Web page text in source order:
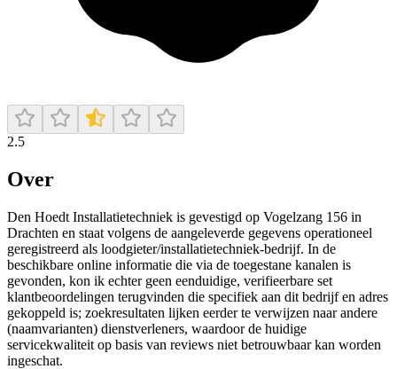
2.5
Over
Den Hoedt Installatietechniek is gevestigd op Vogelzang 156 in
Drachten en staat volgens de aangeleverde gegevens operationeel
geregistreerd als loodgieter/installatietechniek-bedrijf. In de
beschikbare online informatie die via de toegestane kanalen is
gevonden, kon ik echter geen eenduidige, verifieerbare set
klantbeoordelingen terugvinden die specifiek aan dit bedrijf en adres
gekoppeld is; zoekresultaten lijken eerder te verwijzen naar andere
(naamvarianten) dienstverleners, waardoor de huidige
servicekwaliteit op basis van reviews niet betrouwbaar kan worden
ingeschat.